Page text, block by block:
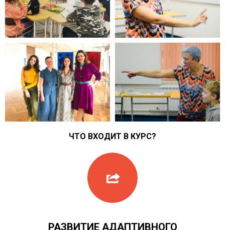
ЧТО ВХОДИТ В КУРС?
РАЗВИТИЕ АДАПТИВНОГО